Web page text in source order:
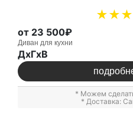
от 23 500₽
Диван для кухни
ДxГxВ
* Можем
* Доставка: